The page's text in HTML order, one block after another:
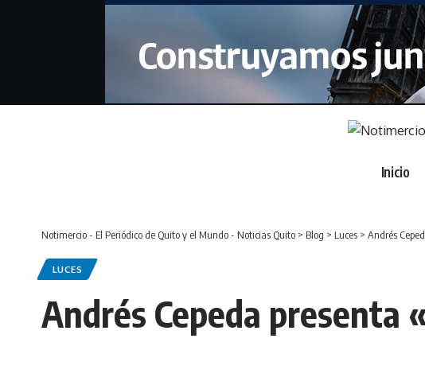
Inicio
Notimercio - El Periódico de Quito y el Mundo - Noticias Quito > Blog > Luces > Andrés
LUCES
Andrés Cepeda presenta